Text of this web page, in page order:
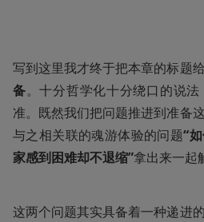
写到这里我才终于把本章的标题
备。十分哲学化十分绕口的说
准。既然我们把问题推进到准备
与之相关联的魂游体验的问题“
家感到困难却不退缩”拿出来一起
这两个问题其实具备着一种递进